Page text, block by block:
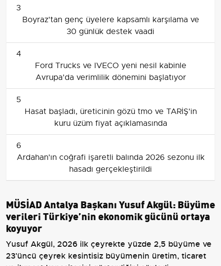
3
Boyraz'tan genç üyelere kapsamlı karşılama ve
30 günlük destek vaadi
4
Ford Trucks ve IVECO yeni nesil kabinle
Avrupa'da verimlilik dönemini başlatıyor
5
Hasat başladı, üreticinin gözü tmo ve TARİŞ'in
kuru üzüm fiyat açıklamasında
6
Ardahan'ın coğrafi işaretli balında 2026 sezonu ilk
hasadı gerçekleştirildi
MÜSİAD Antalya Başkanı Yusuf Akgül: Büyüme
verileri Türkiye’nin ekonomik gücünü ortaya
koyuyor
Yusuf Akgül, 2026 ilk çeyrekte yüzde 2,5 büyüme ve
23’üncü çeyrek kesintisiz büyümenin üretim, ticaret